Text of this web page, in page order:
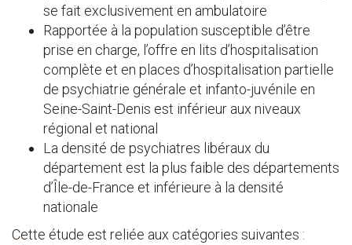
se fait exclusivement en ambulatoire
Rapportée à la population susceptible d’être
prise en charge, l’offre en lits d’hospitalisation
complète et en places d’hospitalisation partielle
de psychiatrie générale et infanto-juvénile en
Seine-Saint-Denis est inférieur aux niveaux
régional et national
La densité de psychiatres libéraux du
département est la plus faible des départements
d’Île-de-France et inférieure à la densité
nationale
Cette étude est reliée aux catégories suivantes :